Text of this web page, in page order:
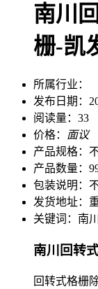
南川
栅-凯
所属行业：
发布日期：
阅读量： 33
价格：
面议
产品规格：
产品数量：
包装说明：
发货地址：
关键词： 南
南川回转
回转式格栅